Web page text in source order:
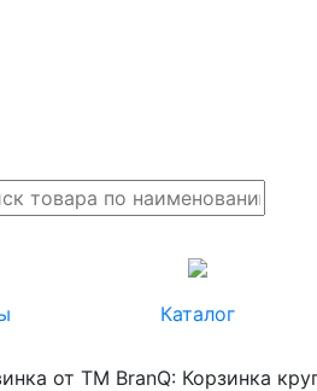
Каталог
от TM BranQ: Корзинка